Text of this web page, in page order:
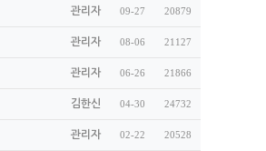
관리자 09-27 20879
관리자 08-06 21127
관리자 06-26 21866
김한신 04-30 24732
관리자 02-22 20528